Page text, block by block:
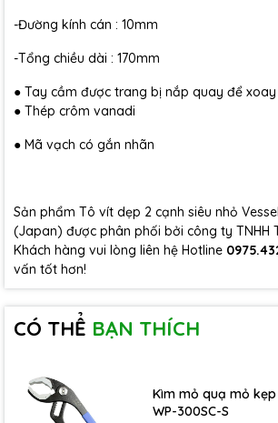
-Đường kính cán : 10mm
-Tổng chiều dài : 170mm
● Tay cầm được trang bị nắp quay để xoay
● Thép crôm vanadi
● Mã vạch có gắn nhãn
Sản phẩm Tô vít dẹp 2 cạnh siêu nhỏ
(Japan) được phân phối bởi công ty TNHH
Khách hàng vui lòng liên hệ Hotline
vấn tốt hơn!
CÓ THỂ BẠN THÍCH
Kìm mỏ quạ mỏ kẹp
WP-300SC-S